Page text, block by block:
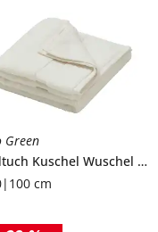
Green
Kuschel Wuschel Neu
cm